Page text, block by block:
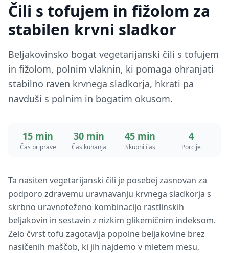
Čili s tofujem in fižolom za
stabilen krvni sladkor
Beljakovinsko bogat vegetarijanski čili s tofujem
in fižolom, polnim vlaknin, ki pomaga ohranjati
stabilno raven krvnega sladkorja, hkrati pa
navduši s polnim in bogatim okusom.
15 min
Čas priprave
30 min
Čas kuhanja
45 min
Skupni čas
4
Porcije
Ta nasiten vegetarijanski čili je posebej zasnovan za
podporo zdravemu uravnavanju krvnega sladkorja s
skrbno uravnoteženo kombinacijo rastlinskih
beljakovin in sestavin z nizkim glikemičnim indeksom.
Zelo čvrst tofu zagotavlja popolne beljakovine brez
nasičenih maščob, ki jih najdemo v mletem mesu,